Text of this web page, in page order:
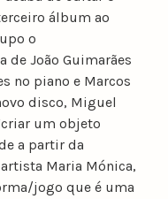
álbum ao
o
de João Guimarães
no piano e Marcos
disco, Miguel
um objeto
a partir da
Maria Mónica,
jogo que é uma